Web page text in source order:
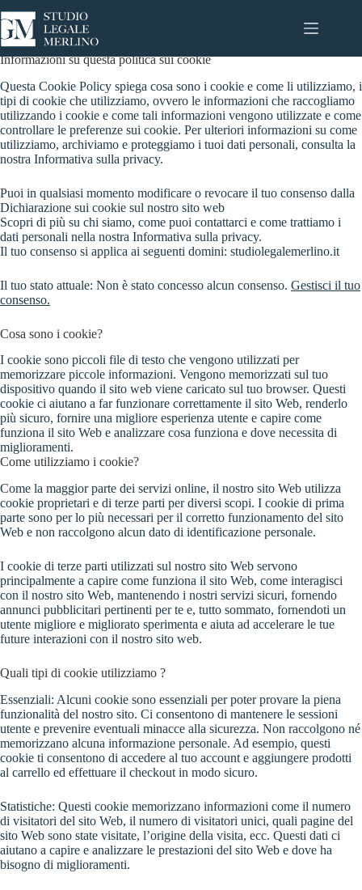
al
contenuto
Informazioni su questa politica sui cookie
Questa Cookie Policy spiega cosa sono i cookie e come li utilizziamo, i
tipi di cookie che utilizziamo, ovvero le informazioni che raccogliamo
utilizzando i cookie e come tali informazioni vengono utilizzate e come
controllare le preferenze sui cookie. Per ulteriori informazioni su come
utilizziamo, archiviamo e proteggiamo i tuoi dati personali, consulta la
nostra Informativa sulla privacy.
Puoi in qualsiasi momento modificare o revocare il tuo consenso dalla
Dichiarazione sui cookie sul nostro sito web
Scopri di più su chi siamo, come puoi contattarci e come trattiamo i
dati personali nella nostra Informativa sulla privacy.
Il tuo consenso si applica ai seguenti domini: studiolegalemerlino.it
Il tuo stato attuale: Non è stato concesso alcun consenso. Gestisci il tuo
consenso.
Cosa sono i cookie?
I cookie sono piccoli file di testo che vengono utilizzati per
memorizzare piccole informazioni. Vengono memorizzati sul tuo
dispositivo quando il sito web viene caricato sul tuo browser. Questi
cookie ci aiutano a far funzionare correttamente il sito Web, renderlo
più sicuro, fornire una migliore esperienza utente e capire come
funziona il sito Web e analizzare cosa funziona e dove necessita di
miglioramenti.
Come utilizziamo i cookie?
Come la maggior parte dei servizi online, il nostro sito Web utilizza
cookie proprietari e di terze parti per diversi scopi. I cookie di prima
parte sono per lo più necessari per il corretto funzionamento del sito
Web e non raccolgono alcun dato di identificazione personale.
I cookie di terze parti utilizzati sul nostro sito Web servono
principalmente a capire come funziona il sito Web, come interagisci
con il nostro sito Web, mantenendo i nostri servizi sicuri, fornendo
annunci pubblicitari pertinenti per te e, tutto sommato, fornendoti un
utente migliore e migliorato sperimenta e aiuta ad accelerare le tue
future interazioni con il nostro sito web.
Quali tipi di cookie utilizziamo ?
Essenziali: Alcuni cookie sono essenziali per poter provare la piena
funzionalità del nostro sito. Ci consentono di mantenere le sessioni
utente e prevenire eventuali minacce alla sicurezza. Non raccolgono né
memorizzano alcuna informazione personale. Ad esempio, questi
cookie ti consentono di accedere al tuo account e aggiungere prodotti
al carrello ed effettuare il checkout in modo sicuro.
Statistiche: Questi cookie memorizzano informazioni come il numero
di visitatori del sito Web, il numero di visitatori unici, quali pagine del
sito Web sono state visitate, l’origine della visita, ecc. Questi dati ci
aiutano a capire e analizzare le prestazioni del sito Web e dove ha
bisogno di miglioramenti.